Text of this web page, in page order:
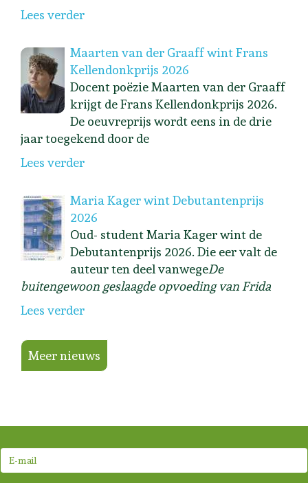
Lees verder
Maarten van der Graaff wint Frans
Kellendonkprijs 2026
Docent poëzie Maarten van der Graaff
krijgt de Frans Kellendonkprijs 2026.
De oeuvreprijs wordt eens in de drie
jaar toegekend door de
Lees verder
Maria Kager wint Debutantenprijs
2026
Oud- student Maria Kager wint de
Debutantenprijs 2026. Die eer valt de
auteur ten deel vanwegeDe
buitengewoon geslaagde opvoeding van Frida
Lees verder
Meer nieuws